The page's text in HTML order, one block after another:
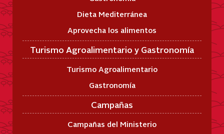
Dieta Mediterránea
Aprovecha los alimentos
Turismo Agroalimentario y Gastronomía
Turismo Agroalimentario
Gastronomía
Campañas
Campañas del Ministerio